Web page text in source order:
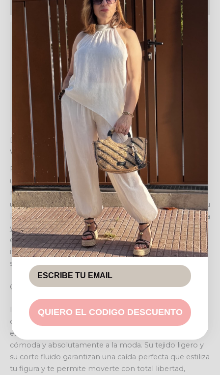
Política de devoluciones
Tabla de medidas
Medida Valor
Cintura 35/45 cm
Largo 96 cm
DESCUBRE LA ESENCIA DE UN ESTILO ÚNICO Y
VIBRANTE
Prepárate para deslumbrar con elPANTALÓN ÁFRICA
una pieza que fusiona la comodidad con la sofisticación
más exótica. Este pantalón no es solo una prenda; es
una declaración de intenciones que te invita a abrazar tu
lado más aventurero y chic. Su diseño de pernera ancha
y su estampado geométrico de inspiración tribal te
envolverán en una sensación de libertad y elegancia
inigualable, ideal para esos días en los que quieres
sentirte fabulosa sin renunciar al bienestar.
Cuando llevarlo y cómo te sentirás
Imagina pasear por un paseo marítimo al atardecer,
disfrutar de un brunch con amigas o asistir a un evento
especial. Con este pantalón, te sentirás poderosa,
cómoda y absolutamente a la moda. Su tejido ligero y
su corte fluido garantizan una caída perfecta que estiliza
tu figura y te permite moverte con total libertad,
QUIERO EL CODIGO DESCUENTO